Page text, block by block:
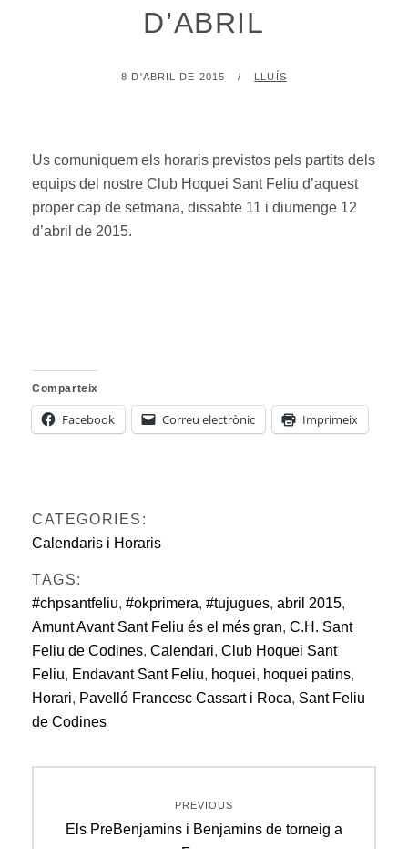
D’ABRIL
POSTED
8 D'ABRIL DE 2015 BY
LLUÍS
Us comuniquem els horaris previstos pels partits dels
equips del nostre Club Hoquei Sant Feliu d’aquest
proper cap de setmana, dissabte 11 i diumenge 12
d’abril de 2015.
Comparteix
Facebook Correu electrònic Imprimeix
CATEGORIES:
Calendaris i Horaris
TAGS:
#chpsantfeliu, #okprimera, #tujugues, abril 2015,
Amunt Avant Sant Feliu és el més gran, C.H. Sant
Feliu de Codines, Calendari, Club Hoquei Sant
Feliu, Endavant Sant Feliu, hoquei, hoquei patins,
Horari, Pavelló Francesc Cassart i Roca, Sant Feliu
de Codines
d'entrades
PREVIOUS
Previous
Els PreBenjamins i Benjamins de torneig a